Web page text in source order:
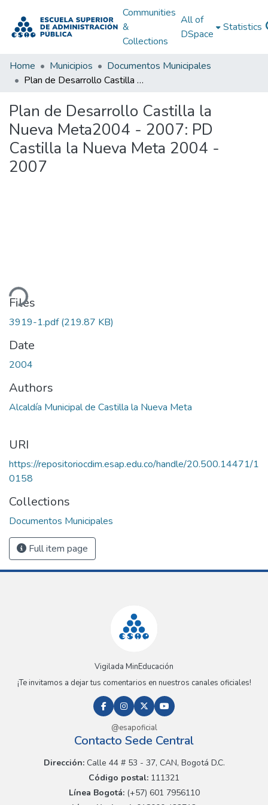
Communities
&
Collections
All of
DSpace
Statistics
Home Municipios
Documentos Municipales
Plan de Desarrollo Castilla la Nueva Meta2004 - 2007: PD Castilla la Nueva Meta 2004 - 2007
Plan de Desarrollo Castilla la
Nueva Meta2004 - 2007: PD
Castilla la Nueva Meta 2004 -
2007
Files
3919-1.pdf(219.87 KB)
Date
2004
Authors
Alcaldía Municipal de Castilla la Nueva Meta
URI
https://repositoriocdim.esap.edu.co/handle/20.500.14471/1
0158
Collections
Documentos Municipales
Full item page
Vigilada MinEducación
¡Te invitamos a dejar tus comentarios en nuestros canales oficiales!
@esapoficial
Contacto Sede Central
Dirección:Calle 44 # 53 - 37, CAN, Bogotá D.C.
Código postal: 111321
Línea Bogotá:(+57) 601 7956110